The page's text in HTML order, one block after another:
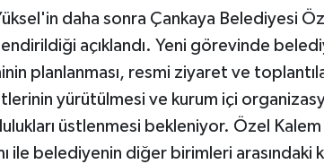
daha sonra Çankaya Belediyesi
açıklandı. Yeni görevinde
planlanması, resmi ziyaret ve
yürütülmesi ve kurum içi
üstlenmesi bekleniyor. Özel
ile belediyenin diğer birimleri